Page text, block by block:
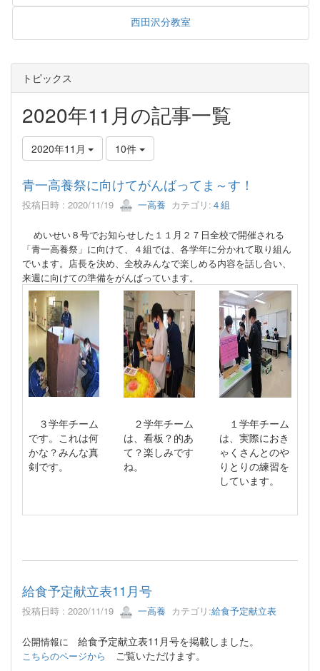
西田沢分教室
トピックス
2020年11月の記事一覧
2020年11月 10件
青一高養祭に向けてがんばってま～す！
投稿日時 : 2020/11/19 一高養 カテゴリ: ４組
めいせい８号でお知らせした１１月２７日全校で開催される
「青一高養祭」に向けて、４組では、各学年に分かれて取り組ん
でいます。店長を決め、全校みんなで楽しめる内容を話し合い、
来週に向けての準備をがんばっています。
３学年チーム
です。これは何
かな？みんな真
剣です。
２学年チーム
は、看板？的あ
て？楽しみです
ね。
１学年チーム
は、実際におき
ゃくさんとのや
りとりの練習を
しています。
給食予定献立表11月号
投稿日時 : 2020/11/19 一高養 カテゴリ:給食予定献立表
公開情報に 給食予定献立表11月号を掲載しました。
こちらのページから ご覧いただけます。